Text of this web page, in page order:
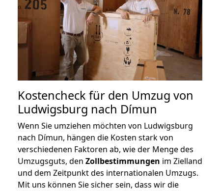
Kostencheck für den Umzug von
Ludwigsburg nach Dímun
Wenn Sie umziehen möchten von Ludwigsburg
nach Dímun, hängen die Kosten stark von
verschiedenen Faktoren ab, wie der Menge des
Umzugsguts, den Zollbestimmungen im Zielland
und dem Zeitpunkt des internationalen Umzugs.
Mit uns können Sie sicher sein, dass wir die